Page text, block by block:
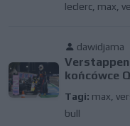
leclerc, max
dawidjama
końcówce
Tagi: max
bull